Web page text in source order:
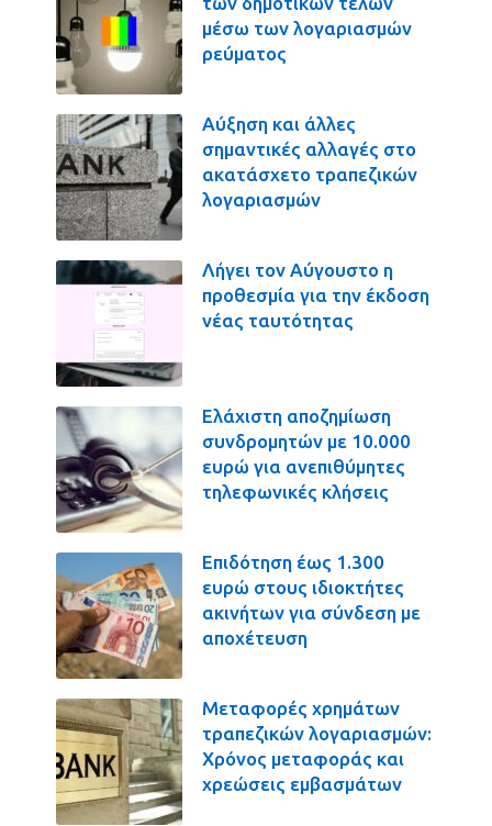
μέσω των λογαριασμών
ρεύματος
Αύξηση και άλλες
σημαντικές αλλαγές στο
ακατάσχετο τραπεζικών
λογαριασμών
Λήγει τον Αύγουστο η
προθεσμία για την έκδοση
νέας ταυτότητας
Ελάχιστη αποζημίωση
συνδρομητών με 10.000
ευρώ για ανεπιθύμητες
τηλεφωνικές κλήσεις
Επιδότηση έως 1.300
ευρώ στους ιδιοκτήτες
ακινήτων για σύνδεση με
αποχέτευση
Μεταφορές χρημάτων
τραπεζικών λογαριασμών:
Χρόνος μεταφοράς και
χρεώσεις εμβασμάτων